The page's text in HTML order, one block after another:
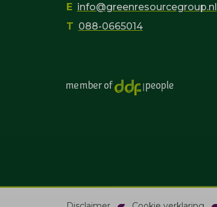
E info@greenresourcegroup.nl
T 088-0665014